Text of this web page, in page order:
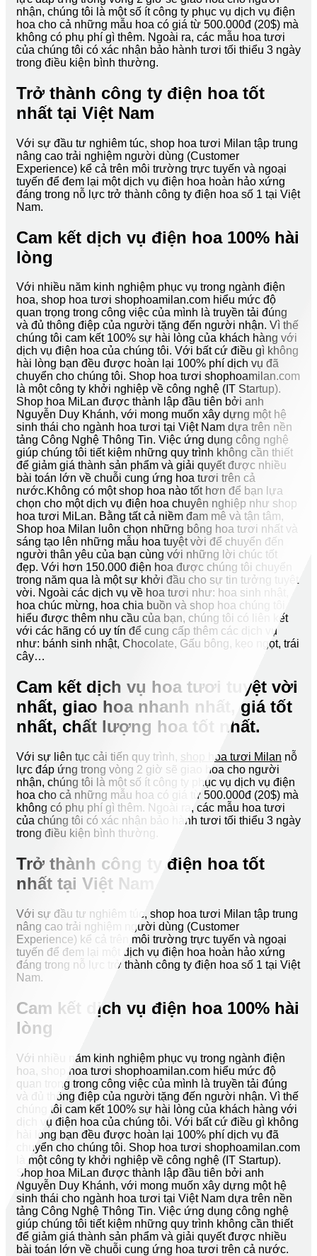
nhận, chúng tôi là một số ít công ty phục vụ dịch vụ điện
hoa cho cả những mẫu hoa có giá từ 500.000đ (20$) mà
không có phụ phí gì thêm. Ngoài ra, các mẫu hoa tươi
của chúng tôi có xác nhận bảo hành tươi tối thiểu 3 ngày
trong điều kiện bình thường.
Trở thành công ty điện hoa tốt
nhất tại Việt Nam
Với sự đầu tư nghiêm túc, shop hoa tươi Milan tập trung
nâng cao trải nghiệm người dùng (Customer
Experience) kể cả trên môi trường trực tuyến và ngoại
tuyến để đem lại một dịch vụ điện hoa hoàn hảo xứng
đáng trong nỗ lực trở thành công ty điện hoa số 1 tại Việt
Nam.
Cam kết dịch vụ điện hoa 100% hài
lòng
Với nhiều năm kinh nghiệm phục vụ trong ngành điện
hoa, shop hoa tươi shophoamilan.com hiểu mức độ
quan trọng trong công việc của mình là truyền tải đúng
và đủ thông điệp của người tặng đến người nhận. Vì thế
chúng tôi cam kết 100% sự hài lòng của khách hàng với
dịch vụ điện hoa của chúng tôi. Với bất cứ điều gì không
hài lòng bạn đều được hoàn lại 100% phí dịch vụ đã
chuyển cho chúng tôi. Shop hoa tươi shophoamilan.com
là một công ty khởi nghiệp về công nghệ (IT Startup).
Shop hoa MiLan được thành lập đầu tiên bởi anh
Nguyễn Duy Khánh, với mong muốn xây dựng một hệ
sinh thái cho ngành hoa tươi tại Việt Nam dựa trên nền
tảng Công Nghệ Thông Tin. Việc ứng dụng công nghệ
giúp chúng tôi tiết kiệm những quy trình không cần thiết
để giảm giá thành sản phẩm và giải quyết được nhiều
bài toán lớn về chuỗi cung ứng hoa tươi trên cả
nước.Không có một shop hoa nào tốt hơn để bạn lựa
chọn cho một dịch vụ điện hoa chuyên nghiệp như shop
hoa tươi MiLan. Bằng tất cả niềm đam mê và tận tâm,
Shop hoa Milan luôn chọn những bông hoa tươi nhất và
sáng tạo lên những mẫu hoa tuyệt vời để chuyển đến
người thân yêu của bạn cùng với những lời chúc tốt
đẹp. Với hơn 150.000 điện hoa được chúng tôi chuyển
trong năm qua là một sự khởi đầu cho sự tin tưởng tuyệt
vời. Ngoài các dịch vụ về hoa tươi như: hoa sinh nhật,
hoa chúc mừng, hoa chia buồn và shop hoa chúng tôi
hiểu được thêm nhu cầu của bạn, chúng tôi có liên kết
với các hãng có uy tín để cung cấp thêm các dịch vụ
như: bánh sinh nhật, Chocolate, Gấu bông, kẹo ngọt, trái
cây…
Cam kết dịch vụ hoa tươi tuyệt vời
nhất, giao hoa nhanh nhất, giá tốt
nhất, chất lượng hoa tốt nhất.
Với sự liên tục cải tiến quy trình, shop hoa tươi Milan nỗ
lực đáp ứng trong vòng 2 giờ sẽ giao hoa cho người
nhận, chúng tôi là một số ít công ty phục vụ dịch vụ điện
hoa cho cả những mẫu hoa có giá từ 500.000đ (20$) mà
không có phụ phí gì thêm. Ngoài ra, các mẫu hoa tươi
của chúng tôi có xác nhận bảo hành tươi tối thiểu 3 ngày
trong điều kiện bình thường.
Trở thành công ty điện hoa tốt
nhất tại Việt Nam
Với sự đầu tư nghiêm túc, shop hoa tươi Milan tập trung
nâng cao trải nghiệm người dùng (Customer
Experience) kể cả trên môi trường trực tuyến và ngoại
tuyến để đem lại một dịch vụ điện hoa hoàn hảo xứng
đáng trong nỗ lực trở thành công ty điện hoa số 1 tại Việt
Nam.
Cam kết dịch vụ điện hoa 100% hài
lòng
Với nhiều năm kinh nghiệm phục vụ trong ngành điện
hoa, shop hoa tươi shophoamilan.com hiểu mức độ
quan trọng trong công việc của mình là truyền tải đúng
và đủ thông điệp của người tặng đến người nhận. Vì thế
chúng tôi cam kết 100% sự hài lòng của khách hàng với
dịch vụ điện hoa của chúng tôi. Với bất cứ điều gì không
hài lòng bạn đều được hoàn lại 100% phí dịch vụ đã
chuyển cho chúng tôi. Shop hoa tươi shophoamilan.com
là một công ty khởi nghiệp về công nghệ (IT Startup).
Shop hoa MiLan được thành lập đầu tiên bởi anh
Nguyễn Duy Khánh, với mong muốn xây dựng một hệ
sinh thái cho ngành hoa tươi tại Việt Nam dựa trên nền
tảng Công Nghệ Thông Tin. Việc ứng dụng công nghệ
giúp chúng tôi tiết kiệm những quy trình không cần thiết
để giảm giá thành sản phẩm và giải quyết được nhiều
bài toán lớn về chuỗi cung ứng hoa tươi trên cả nước.